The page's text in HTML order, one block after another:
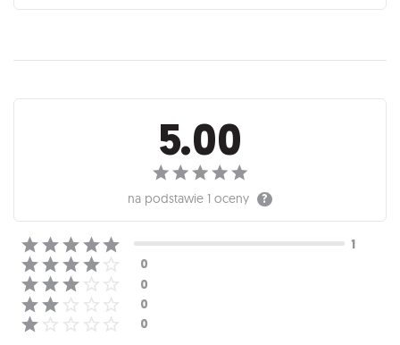
Recenzje
5.00
na podstawie 1 oceny